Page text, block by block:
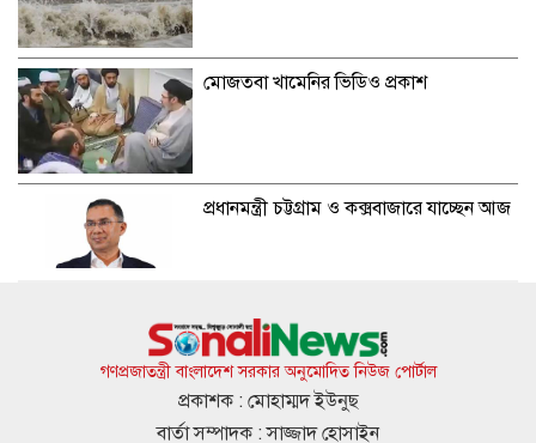
মোজতবা খামেনির ভিডিও প্রকাশ
প্রধানমন্ত্রী চট্টগ্রাম ও কক্সবাজারে যাচ্ছেন আজ
নতুন দায়িত্ব পেলেন ৪ মন্ত্রী ও ২ প্রতিমন্ত্রী
গণপ্রজাতন্ত্রী বাংলাদেশ সরকার অনুমোদিত নিউজ পোর্টাল
প্রকাশক : মোহাম্মদ ইউনুছ
বার্তা সম্পাদক : সাজ্জাদ হোসাইন